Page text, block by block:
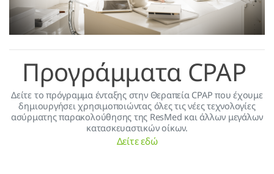
Προγράμματα CPAP
Δείτε το πρόγραμμα ένταξης στην Θεραπεία CPAP που έχουμε
δημιουργήσει χρησιμοποιώντας όλες τις νέες τεχνολογίες
ασύρματης παρακολούθησης της ResMed και άλλων μεγάλων
κατασκευαστικών οίκων.
Δείτε εδώ